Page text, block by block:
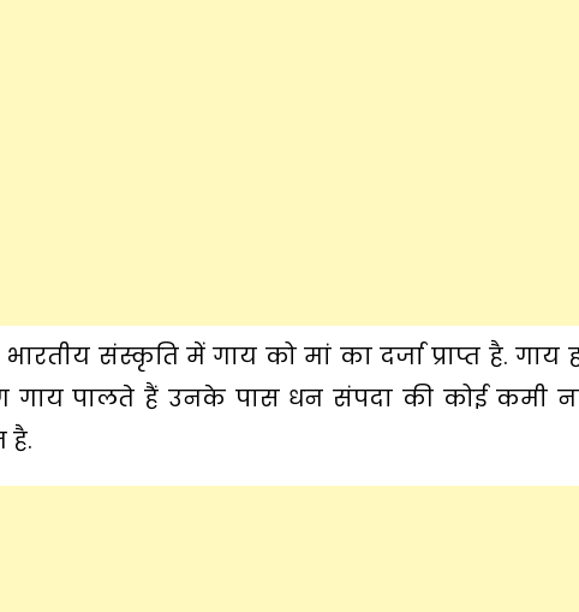
संस्कृति में गाय को मां का दर्जा प्राप्त है.
गाय पालते हैं उनके पास धन संपदा की कोई कमी नहीं
है.